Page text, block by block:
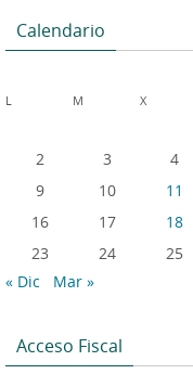
Calendario
L M X
2
3 4
9
10 11
16
17 18
23
24 25
« Dic
Mar »
Acceso Fiscal